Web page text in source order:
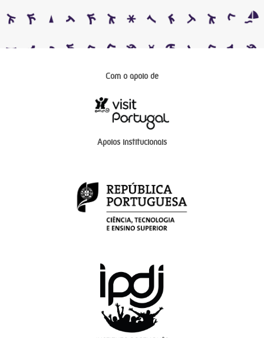
Com o apoio de
Apoios institucionais